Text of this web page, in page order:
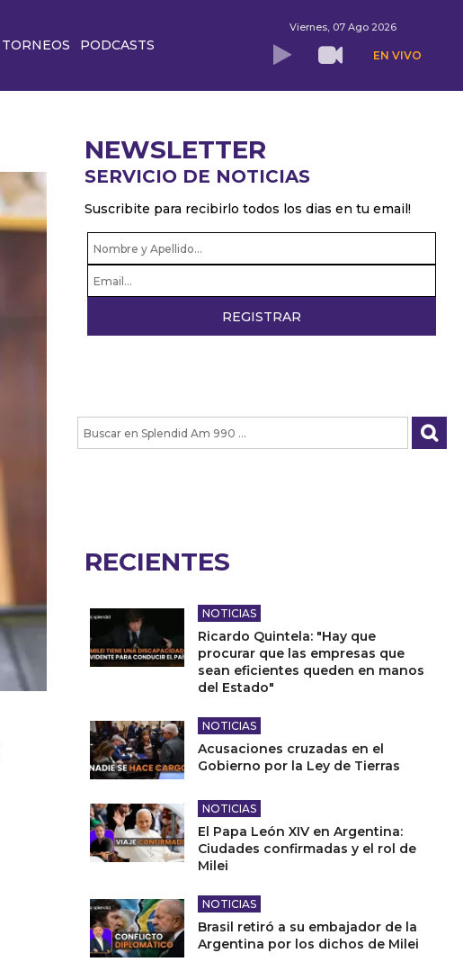
TORNEOS PODCASTS
Viernes, 07 Ago 2026
EN VIVO
NEWSLETTER
SERVICIO DE NOTICIAS
Suscribite para recibirlo todos los dias en tu email!
RECIENTES
NOTICIAS
Ricardo Quintela: "Hay que
procurar que las empresas que
sean eficientes queden en manos
del Estado"
NOTICIAS
Acusaciones cruzadas en el
Gobierno por la Ley de Tierras
NOTICIAS
El Papa León XIV en Argentina:
Ciudades confirmadas y el rol de
Milei
NOTICIAS
Brasil retiró a su embajador de la
Argentina por los dichos de Milei